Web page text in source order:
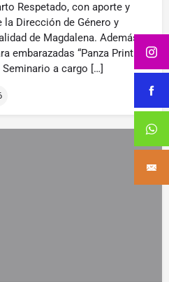
Respetado, con aporte y
Dirección de Género y
de Magdalena. Además,
embarazadas “Panza Print»,
a cargo […]